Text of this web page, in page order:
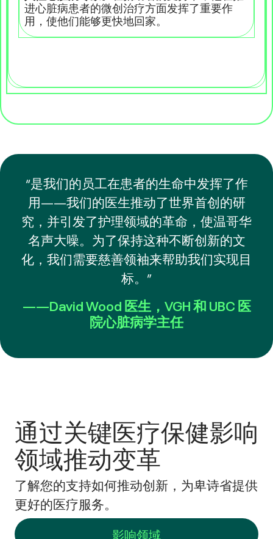
进心脏病患者的微创治疗方面发挥了重要作
用，使他们能够更快地回家。
“是我们的员工在患者的生命中发挥了作
用——我们的医生推动了世界首创的研
究，并引发了护理领域的革命，使温哥华
名声大噪。为了保持这种不断创新的文
化，我们需要慈善领袖来帮助我们实现目
标。”
——David Wood 医生，VGH 和 UBC 医
院心脏病学主任
通过关键医疗保健影响
领域推动变革
了解您的支持如何推动创新，为卑诗省提供
更好的医疗服务。
影响领域